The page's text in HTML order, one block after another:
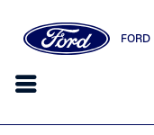
FORD